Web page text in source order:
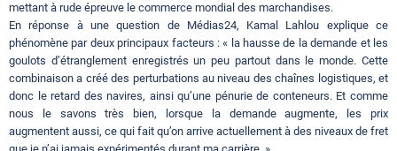
mettant à rude épreuve le commerce mondial des marchandises.
En réponse à une question de Médias24, Kamal Lahlou explique ce
phénomène par deux principaux facteurs : « la hausse de la demande et les
goulots d’étranglement enregistrés un peu partout dans le monde. Cette
combinaison a créé des perturbations au niveau des chaînes logistiques, et
donc le retard des navires, ainsi qu’une pénurie de conteneurs. Et comme
nous le savons très bien, lorsque la demande augmente, les prix
augmentent aussi, ce qui fait qu’on arrive actuellement à des niveaux de fret